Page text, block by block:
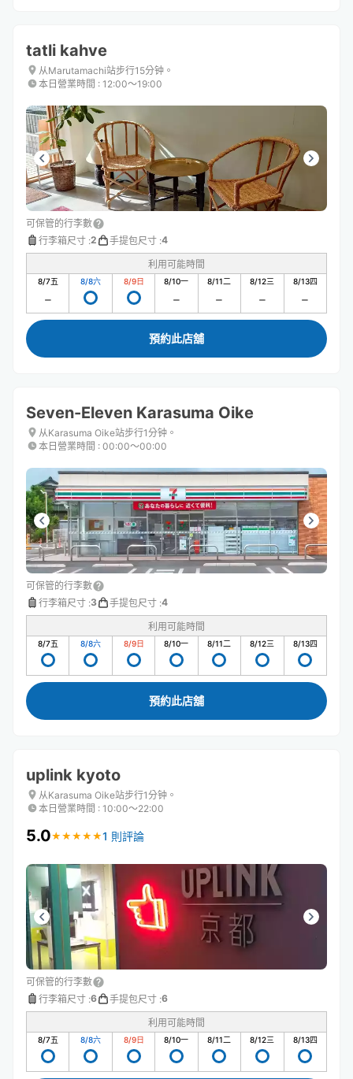
tatli kahve
从Marutamachi站步行15分钟。
本日營業時間 : 12:00〜19:00
可保管的行李數
行李箱尺寸 :2 手提包尺寸 :4
利用可能時間
8/7五 8/8六 8/9日 8/10一 8/11二 8/12三 8/13四
預約此店舖
Seven-Eleven Karasuma Oike
从Karasuma Oike站步行1分钟。
本日營業時間 : 00:00〜00:00
可保管的行李數
行李箱尺寸 :3 手提包尺寸 :4
利用可能時間
8/7五 8/8六 8/9日 8/10一 8/11二 8/12三 8/13四
預約此店舖
uplink kyoto
从Karasuma Oike站步行1分钟。
本日營業時間 : 10:00〜22:00
5.0★ ★ ★ ★ ★
★ ★ ★ ★ ★1 則評論
可保管的行李數
行李箱尺寸 :6 手提包尺寸 :6
利用可能時間
8/7五 8/8六 8/9日 8/10一 8/11二 8/12三 8/13四